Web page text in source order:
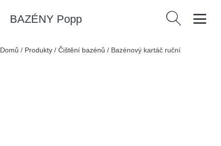
BAZÉNY Popp Vyhledávání
Domů / Produkty / Čištění bazénů / Bazénový kartáč ruční